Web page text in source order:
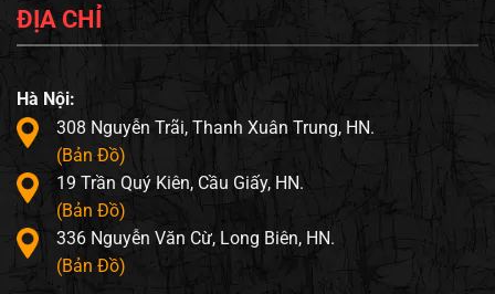
ĐỊA CHỈ
Hà Nội:
308 Nguyễn Trãi, Thanh Xuân Trung, HN.
(Bản Đồ)
19 Trần Quý Kiên, Cầu Giấy, HN.
(Bản Đồ)
336 Nguyễn Văn Cừ, Long Biên, HN.
(Bản Đồ)